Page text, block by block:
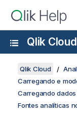
Qlik Cloud
Qlik Cloud
Carregando e
Carregando
Fontes analíticas